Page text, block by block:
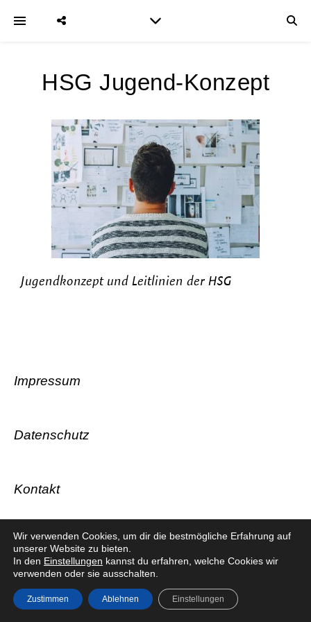
HSG Jugend-Konzept
Jugendkonzept und Leitlinien der HSG
Impressum
Datenschutz
Kontakt
© HSG Laatzen-Rethen 2026
Wir verwenden Cookies, um dir die bestmögliche Erfahrung auf
unserer Website zu bieten.
In den Einstellungen kannst du erfahren, welche Cookies wir
verwenden oder sie ausschalten.
Zustimmen Ablehnen Einstellungen